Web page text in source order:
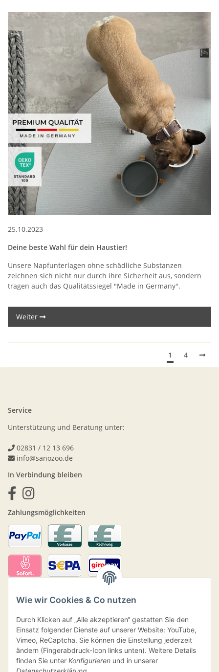
Wie wir Cookies & Co nutzen
Durch Klicken auf „Alle akzeptieren“ gestatten Sie den
Einsatz folgender Dienste auf unserer Website: YouTube,
Vimeo, ReCaptcha. Sie können die Einstellung jederzeit
ändern (Fingerabdruck-Icon links unten). Weitere Details
finden Sie unter Konfigurieren und in unserer
25.10.2023
Deine beste Wahl für dein Haustier!
Unsere Napfunterlagen ohne schädliche Substanzen
zeichnen sich nicht nur durch ihre Sicherheit aus, sondern
tragen auch das Qualitätssiegel "Made in Germany".
Weiter
1 4
Service
Unterstützung und Beratung unter:
02831 / 12 13 696
info@sanozoo.de
In Verbindung bleiben
Zahlungsmöglichkeiten
Versand